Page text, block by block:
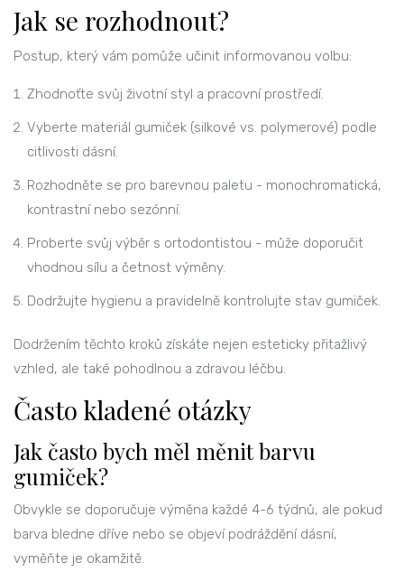
Jak se rozhodnout?
Postup, který vám pomůže učinit informovanou volbu:
Zhodnoťte svůj životní styl a pracovní prostředí.
Vyberte materiál gumiček (silkové vs. polymerové) podle
citlivosti dásní.
Rozhodněte se pro barevnou paletu - monochromatická,
kontrastní nebo sezónní.
Proberte svůj výběr s ortodontistou - může doporučit
vhodnou sílu a četnost výměny.
Dodržujte hygienu a pravidelně kontrolujte stav gumiček.
Dodržením těchto kroků získáte nejen esteticky přitažlivý
vzhled, ale také pohodlnou a zdravou léčbu.
Často kladené otázky
Jak často bych měl měnit barvu
gumiček?
Obvykle se doporučuje výměna každé 4-6 týdnů, ale pokud
barva bledne dříve nebo se objeví podráždění dásní,
vyměňte je okamžitě.